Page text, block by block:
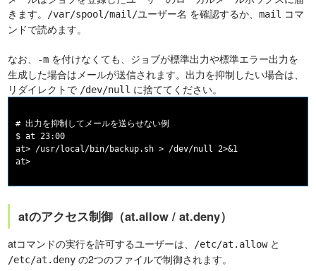
きます。
/var/spool/mail/ユーザー名 を確認するか、mail コマ
ンドで読めます。
なお、
-m を付けなくても、ジョブが標準出力や標準エラー出力を
生成した場合はメールが送信されます。出力を抑制したい場合は、
リダイレクトで /dev/null に捨ててください。
# 出力を抑制してメールを送らせない例
$ at 23:00
at> /usr/local/bin/backup.sh > /dev/null 2>&1
at>
atのアクセス制御（at.allow / at.deny）
atコマンドの実行を許可するユーザーは、 /etc/at.allowと
/etc/at.deny の2つのファイルで制御されます。